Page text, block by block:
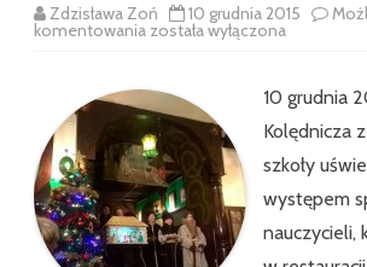
Zdzisława Zoń 10 grudnia 2015
komentowania Grupa
Kolędnicza
w
Krakowie
została wyłączona
10 grudnia
Kolędnicza
szkoły
występem
nauczycieli,